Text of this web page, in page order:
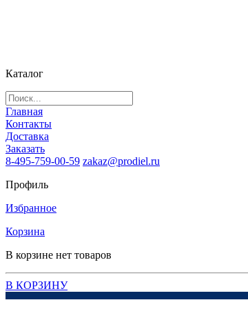
Каталог
Главная
Контакты
Доставка
Заказать
8-495-759-00-59 zakaz@prodiel.ru
Профиль
Избранное
Корзина
В корзине нет товаров
В КОРЗИНУ